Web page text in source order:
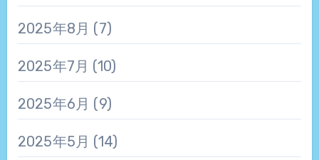
2025年8月 (7)
2025年7月 (10)
2025年6月 (9)
2025年5月 (14)